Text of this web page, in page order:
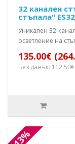
32 канален
стъпала"
Уникален 32-
осветление на
135.00€
Без данък: